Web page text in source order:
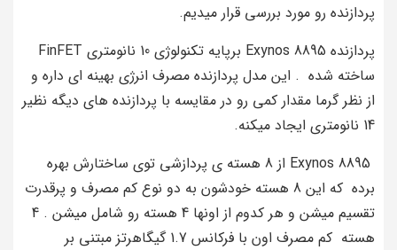
پردازنده رو مورد بررسی قرار میدیم.
پردازنده Exynos 8895 برپایه‌ تکنولوژی 10 نانومتری FinFET
ساخته شده . این مدل پردازنده مصرف انرژی بهینه ای داره و
از نظر گرما مقدار کمی رو در مقایسه با پردازنده های دیگه نظیر
14 نانومتری ایجاد میکنه.
Exynos 8895 از 8 هسته‌ ی پردازشی توی ساختارش بهره
برده که این 8 هسته خودشون به دو نوع کم مصرف و پرقدرت
تقسیم میشن و هر کدوم از اونها 4 هسته رو شامل میشن . 4
هسته‌ کم‌ مصرف اون با فرکانس 1.7 گیگاهرتز مبتنی بر